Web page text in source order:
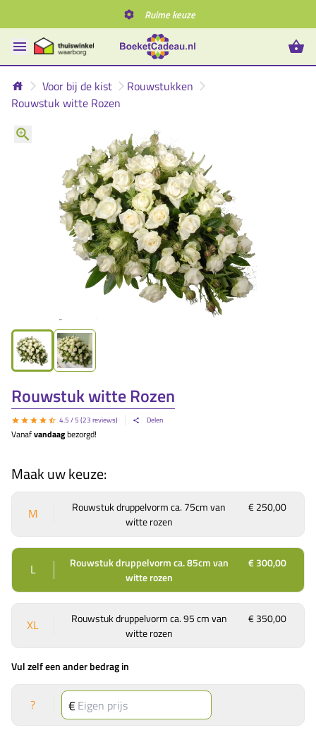
Ruime keuze
Voor bij de kist
Rouwstukken
Rouwstuk witte Rozen
Rouwstuk witte Rozen
4.5 / 5 (23 reviews) Delen
Vanafvandaagbezorgd!
Maak uw keuze:
M
Rouwstuk druppelvorm ca. 75cm van
witte rozen
€ 250,00
L
Rouwstuk druppelvorm ca. 85cm van
witte rozen
€ 300,00
XL
Rouwstuk druppelvorm ca. 95 cm van
witte rozen
€ 350,00
Vul zelf een ander bedrag in
?